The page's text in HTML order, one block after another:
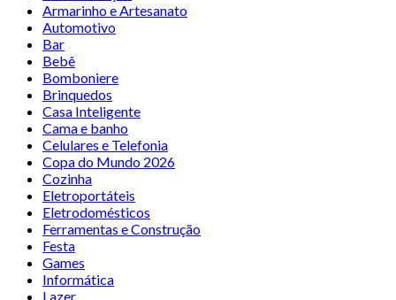
Armarinho e Artesanato
Automotivo
Bar
Bebê
Bomboniere
Brinquedos
Casa Inteligente
Cama e banho
Celulares e Telefonia
Copa do Mundo 2026
Cozinha
Eletroportáteis
Eletrodomésticos
Ferramentas e Construção
Festa
Games
Informática
Lazer